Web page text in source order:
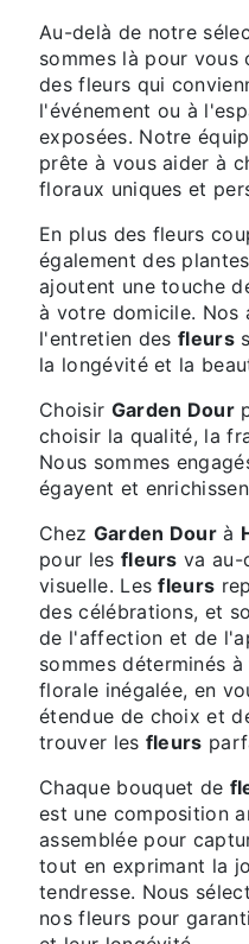
Au-delà de notre
sommes là pour vous
des fleurs qui
l'événement ou à
exposées. Notre
prête à vous aider à
floraux uniques et
En plus des fleurs
également des
ajoutent une touche
à votre domicile. Nos
l'entretien desfleurs
la longévité et la
Choisir Garden Dour
choisir la qualité, la
Nous sommes
égayent et
Chez Garden Dour à
pour les fleurs va au-
visuelle. Lesfleurs
des célébrations, et
de l'affection et de
sommes déterminés
florale inégalée, en
étendue de choix et
trouver les fleurs
Chaque bouquet de
est une composition
assemblée pour
tout en exprimant la
tendresse. Nous
nos fleurs pour